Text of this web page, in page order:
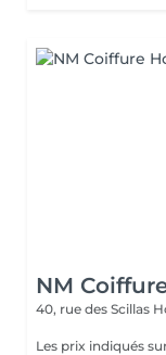
NM
40, rue des Scillas
Les prix indiqués